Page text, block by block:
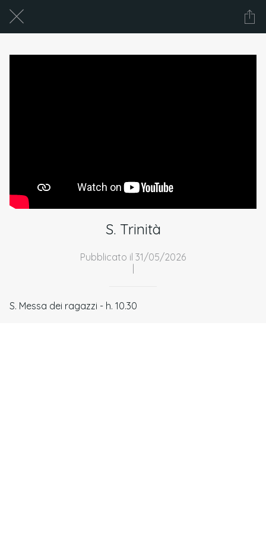
S. Trinità
Pubblicato il 31/05/2026
|
S. Messa dei ragazzi - h. 10.30